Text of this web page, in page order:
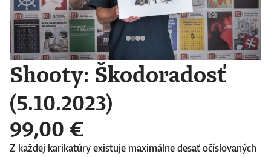
Shooty: Škodoradosť
(5.10.2023)
99,00 €
Z každej karikatúry existuje maximálne desať očíslovaných